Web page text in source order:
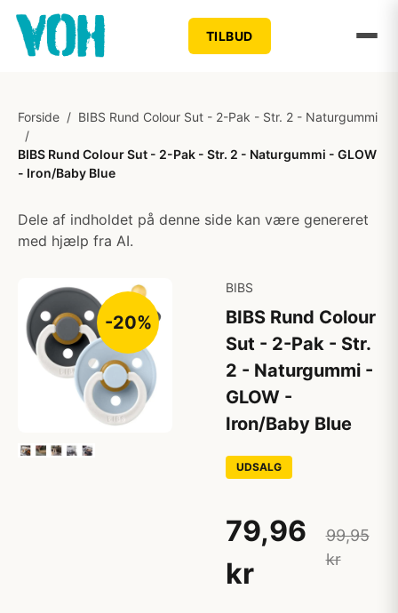
TILBUD
Forside / BIBS Rund Colour Sut - 2-Pak - Str. 2 - Naturgummi
/
BIBS Rund Colour Sut - 2-Pak - Str. 2 - Naturgummi - GLOW
- Iron/Baby Blue
Dele af indholdet på denne side kan være genereret
med hjælp fra AI.
-20%
BIBS
BIBS Rund Colour
Sut - 2-Pak - Str.
2 - Naturgummi -
GLOW -
Iron/Baby Blue
UDSALG
79,96
kr
99,95
kr